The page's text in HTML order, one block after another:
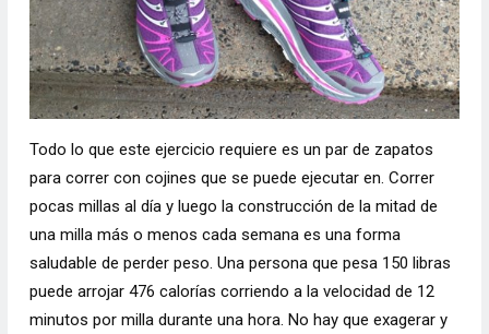
Todo lo que este ejercicio requiere es un par de zapatos
para correr con cojines que se puede ejecutar en. Correr
pocas millas al día y luego la construcción de la mitad de
una milla más o menos cada semana es una forma
saludable de perder peso. Una persona que pesa 150 libras
puede arrojar 476 calorías corriendo a la velocidad de 12
minutos por milla durante una hora. No hay que exagerar y